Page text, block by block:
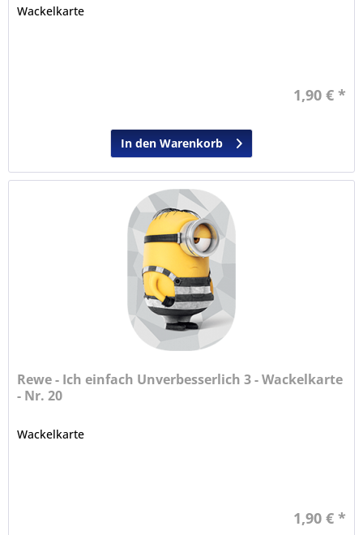
Wackelkarte
1,90 € *
In den Warenkorb
Rewe - Ich einfach Unverbesserlich 3 - Wackelkarte
- Nr. 20
Wackelkarte
1,90 € *